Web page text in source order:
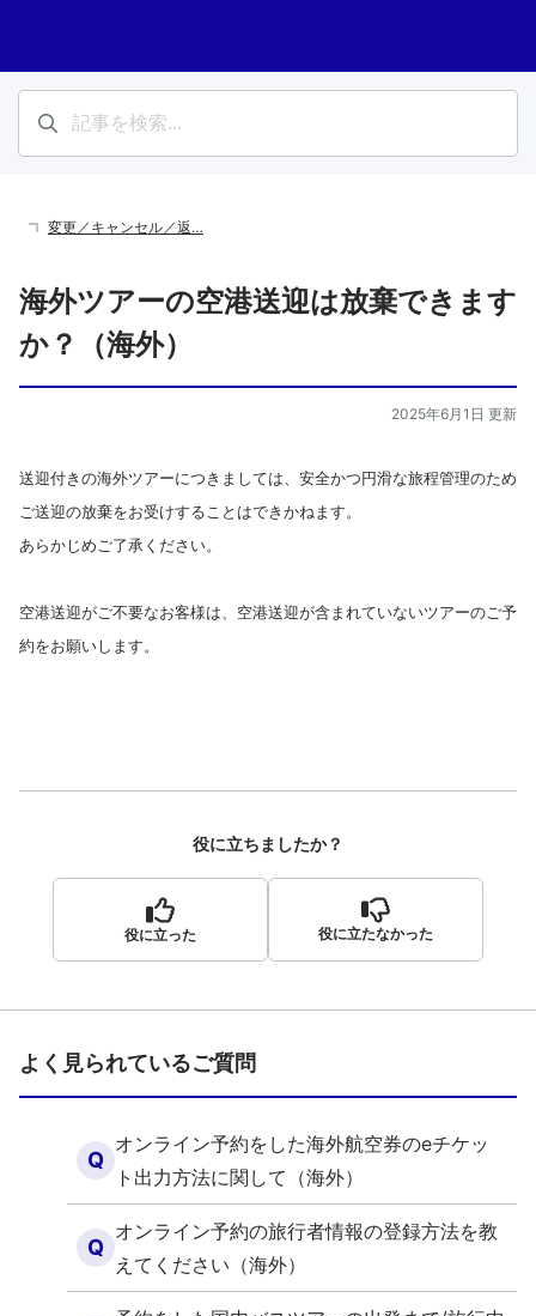
変更／キャンセル／返…
海外ツアーの空港送迎は放棄できます
か？（海外）
2025年6月1日 更新
送迎付きの海外ツアーにつきましては、安全かつ円滑な旅程管理のため
ご送迎の放棄をお受けすることはできかねます。
あらかじめご了承ください。
空港送迎がご不要なお客様は、空港送迎が含まれていないツアーのご予
約をお願いします。
役に立ちましたか？
役に立った 役に立たなかった
よく見られているご質問
Q
オンライン予約をした海外航空券のeチケッ
ト出力方法に関して（海外）
Q
オンライン予約の旅行者情報の登録方法を教
えてください（海外）